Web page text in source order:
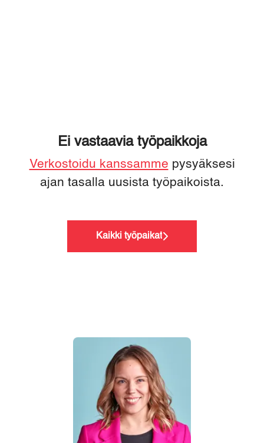
Ei vastaavia työpaikkoja
Verkostoidu kanssamme pysyäksesi
ajan tasalla uusista työpaikoista.
Kaikki työpaikat